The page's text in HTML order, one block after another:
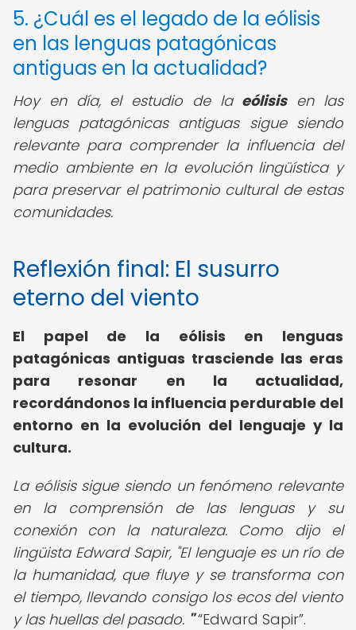
5. ¿Cuál es el legado de la eólisis
en las lenguas patagónicas
antiguas en la actualidad?
Hoy en día, el estudio de la eólisisen las
lenguas patagónicas antiguas sigue siendo
relevante para comprender la influencia del
medio ambiente en la evolución lingüística y
para preservar el patrimonio cultural de estas
comunidades.
Reflexión final: El susurro
eterno del viento
El papel de la eólisis en lenguas
patagónicas antiguas trasciende las eras
para resonar en la actualidad,
recordándonos la influencia perdurable del
entorno en la evolución del lenguaje y la
cultura.
La eólisis sigue siendo un fenómeno relevante
en la comprensión de las lenguas y su
conexión con la naturaleza. Como dijo el
lingüista Edward Sapir, "El lenguaje es un río de
la humanidad, que fluye y se transforma con
el tiempo, llevando consigo los ecos del viento
y las huellas del pasado. " Edward Sapir .